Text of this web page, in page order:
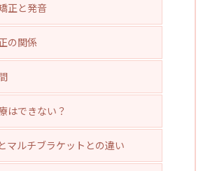
正と発音
の関係
はできない？
マルチブラケットとの違い